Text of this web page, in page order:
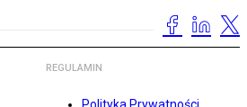
REGULAMIN